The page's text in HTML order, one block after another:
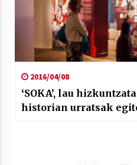
2016/04/08
‘SOKA’, lau
historian urratsak